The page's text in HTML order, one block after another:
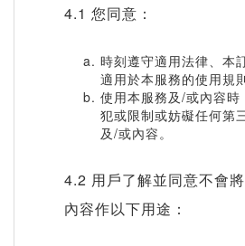
4.1 您同意：
時刻遵守適用法律、本
適用於本服務的使用規
使用本服務及/或內容
犯或限制或妨礙任何第
及/或內容。
4.2 用戶了解並同意不會
內容作以下用途：